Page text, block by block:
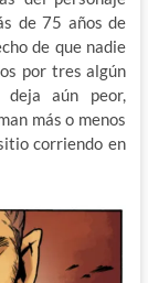
de 75 años de
de que nadie
por tres algún
aún peor,
más o menos
corriendo en